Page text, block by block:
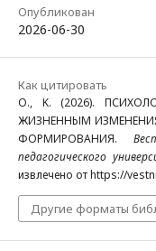
Опубликован
2026-06-30
Как цитировать
O., K. (2026).
ЖИЗНЕННЫМ
ФОРМИРОВАНИЯ.
педагогического
извлечено от https://
Другие форматы